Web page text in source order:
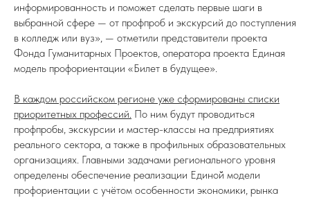
информированность и поможет сделать первые шаги в
выбранной сфере — от профпроб и экскурсий до поступления
в колледж или вуз», — отметили представители проекта
Фонда Гуманитарных Проектов, оператора проекта Единая
модель профориентации «Билет в будущее».
В каждом российском регионе уже сформированы списки
приоритетных профессий. По ним будут проводиться
профпробы, экскурсии и мастер-классы на предприятиях
реального сектора, а также в профильных образовательных
организациях. Главными задачами регионального уровня
определены обеспечение реализации Единой̆ модели
профориентации с учётом особенности экономики, рынка